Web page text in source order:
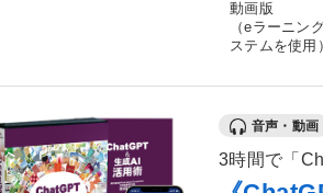
動画版
（eラーニン
ステムを使用）
音声・動画
3時間で「